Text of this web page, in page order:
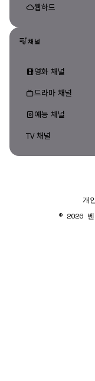
웹하드
채널
영화 채널
드라마 채널
예능 채널
TV 채널
개
© 2026